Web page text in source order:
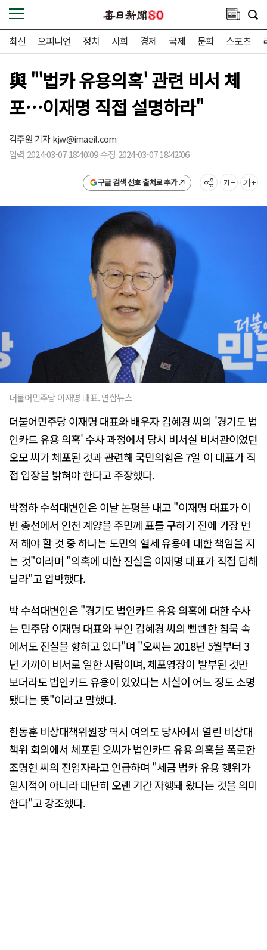
최신 오피니언 정치 사회 경제 국제 문화 스포츠
與 "'법카 유용의혹' 관련 비서 체
포…이재명 직접 설명하라"
김주원 기자kjw@imaeil.com
입력 2024-03-07 18:40:09 수정 2024-03-07 18:42:06
구글 검색 선호 출처로 추가
더불어민주당 이재명 대표. 연합뉴스
더불어민주당 이재명 대표와 배우자 김혜경 씨의 '경기도 법
인카드 유용 의혹' 수사 과정에서 당시 비서실 비서관이었던
오모 씨가 체포된 것과 관련해 국민의힘은 7일 이 대표가 직
접 입장을 밝혀야 한다고 주장했다.
박정하 수석대변인은 이날 논평을 내고 "이재명 대표가 이
번 총선에서 인천 계양을 주민께 표를 구하기 전에 가장 먼
저 해야 할 것 중 하나는 도민의 혈세 유용에 대한 책임을 지
는 것"이라며 "의혹에 대한 진실을 이재명 대표가 직접 답해
달라"고 압박했다.
박 수석대변인은 "경기도 법인카드 유용 의혹에 대한 수사
는 민주당 이재명 대표와 부인 김혜경 씨의 뻔뻔한 침묵 속
에서도 진실을 향하고 있다"며 "오씨는 2018년 5월부터 3
년 가까이 비서로 일한 사람이며, 체포영장이 발부된 것만
보더라도 법인카드 유용이 있었다는 사실이 어느 정도 소명
됐다는 뜻"이라고 말했다.
한동훈 비상대책위원장 역시 여의도 당사에서 열린 비상대
책위 회의에서 체포된 오씨가 법인카드 유용 의혹을 폭로한
조명현 씨의 전임자라고 언급하며 "세금 법카 유용 행위가
일시적이 아니라 대단히 오랜 기간 자행돼 왔다는 것을 의미
한다"고 강조했다.